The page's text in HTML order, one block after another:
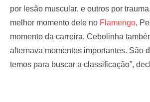
por lesão muscular, e outros por
melhor momento dele no Flamengo,
momento da carreira, Cebolinha
alternava momentos importantes. São
temos para buscar a classificação”,